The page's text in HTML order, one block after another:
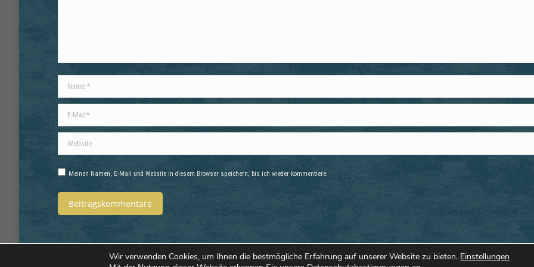
Name *
E-Mail *
Website
Meinen Namen, E-Mail und Website in diesem Browser speichern, bis ich wieder kommentiere.
Beitragskommentare
SV GutsMuths Jena
Wir verwenden Cookies, um Ihnen die bestmögliche Erfahrung auf unserer Website zu bieten. Einstellungen